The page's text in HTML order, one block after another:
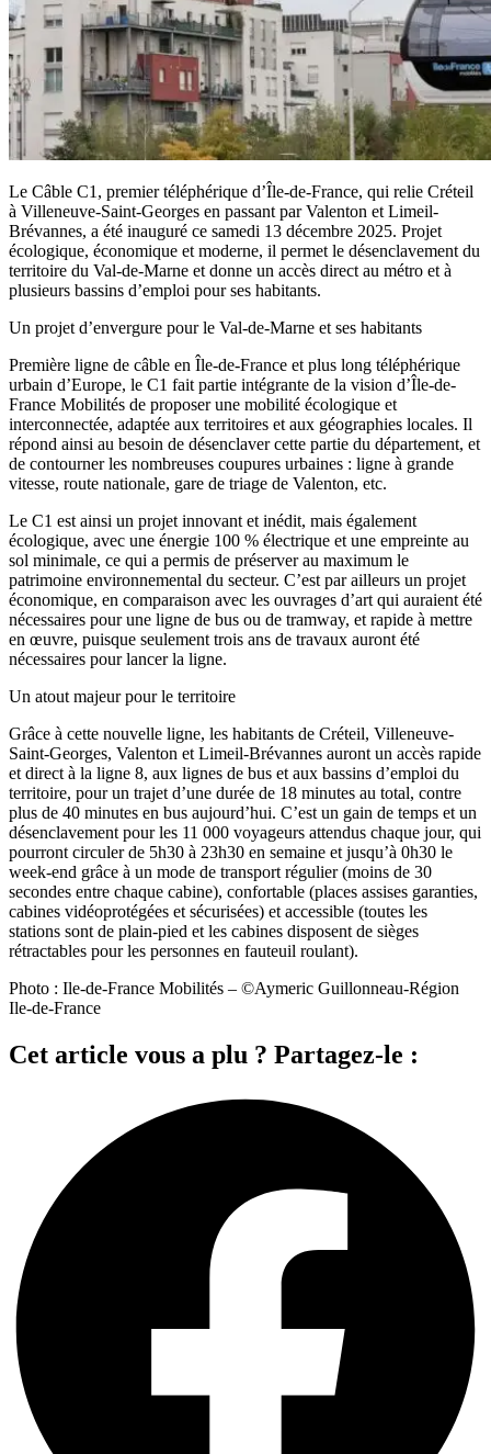
Le Câble C1, premier téléphérique d’Île-de-France, qui relie Créteil
à Villeneuve-Saint-Georges en passant par Valenton et Limeil-
Brévannes, a été inauguré ce samedi 13 décembre 2025. Projet
écologique, économique et moderne, il permet le désenclavement du
territoire du Val-de-Marne et donne un accès direct au métro et à
plusieurs bassins d’emploi pour ses habitants.
Un projet d’envergure pour le Val-de-Marne et ses habitants
Première ligne de câble en Île-de-France et plus long téléphérique
urbain d’Europe, le C1 fait partie intégrante de la vision d’Île-de-
France Mobilités de proposer une mobilité écologique et
interconnectée, adaptée aux territoires et aux géographies locales. Il
répond ainsi au besoin de désenclaver cette partie du département, et
de contourner les nombreuses coupures urbaines : ligne à grande
vitesse, route nationale, gare de triage de Valenton, etc.
Le C1 est ainsi un projet innovant et inédit, mais également
écologique, avec une énergie 100 % électrique et une empreinte au
sol minimale, ce qui a permis de préserver au maximum le
patrimoine environnemental du secteur. C’est par ailleurs un projet
économique, en comparaison avec les ouvrages d’art qui auraient été
nécessaires pour une ligne de bus ou de tramway, et rapide à mettre
en œuvre, puisque seulement trois ans de travaux auront été
nécessaires pour lancer la ligne.
Un atout majeur pour le territoire
Grâce à cette nouvelle ligne, les habitants de Créteil, Villeneuve-
Saint-Georges, Valenton et Limeil-Brévannes auront un accès rapide
et direct à la ligne 8, aux lignes de bus et aux bassins d’emploi du
territoire, pour un trajet d’une durée de 18 minutes au total, contre
plus de 40 minutes en bus aujourd’hui. C’est un gain de temps et un
désenclavement pour les 11 000 voyageurs attendus chaque jour, qui
pourront circuler de 5h30 à 23h30 en semaine et jusqu’à 0h30 le
week-end grâce à un mode de transport régulier (moins de 30
secondes entre chaque cabine), confortable (places assises garanties,
cabines vidéoprotégées et sécurisées) et accessible (toutes les
stations sont de plain-pied et les cabines disposent de sièges
rétractables pour les personnes en fauteuil roulant).
Photo : Ile-de-France Mobilités – ©Aymeric Guillonneau-Région
Ile-de-France
Cet article vous a plu ? Partagez-le :